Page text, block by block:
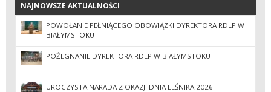
NAJNOWSZE AKTUALNOŚCI
NAJNOWSZE AKTUALNOŚCI
POWOŁANIE PEŁNIĄCEGO OBOWIĄZKI DYREKTORA RDLP W
BIAŁYMSTOKU
POŻEGNANIE DYREKTORA RDLP W BIAŁYMSTOKU
UROCZYSTA NARADA Z OKAZJI DNIA LEŚNIKA 2026